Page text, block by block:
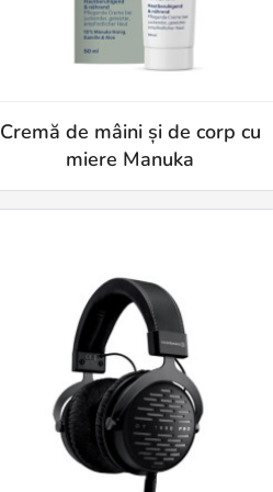
Cremă de mâini și de corp cu
miere Manuka